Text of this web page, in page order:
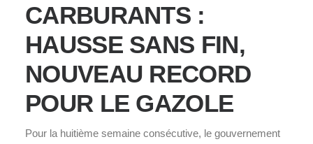
CARBURANTS :
HAUSSE SANS FIN,
NOUVEAU RECORD
POUR LE GAZOLE
Pour la huitième semaine consécutive, le gouvernement